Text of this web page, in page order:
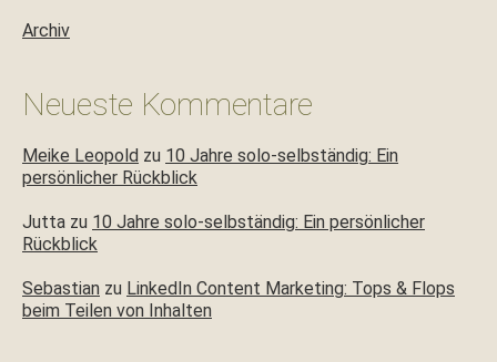
Archiv
Neueste Kommentare
Meike Leopold zu 10 Jahre solo-selbständig: Ein
persönlicher Rückblick
Jutta zu 10 Jahre solo-selbständig: Ein persönlicher
Rückblick
Sebastian zu LinkedIn Content Marketing: Tops & Flops
beim Teilen von Inhalten